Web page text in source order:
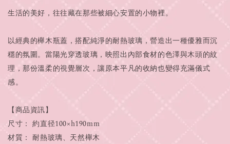
生活的美好，往往藏在那些被細心安置的小物裡。
以經典的櫸木瓶蓋，搭配純淨的耐熱玻璃，營造出一種優雅而沉
穩的氛圍。當陽光穿透玻璃，映照出內部食材的色澤與木頭的紋
理，那份溫柔的視覺層次，讓原本平凡的收納也變得充滿儀式
感。
【商品資訊】
尺寸： 約直径100×h190mm
材質： 耐熱玻璃、天然櫸木